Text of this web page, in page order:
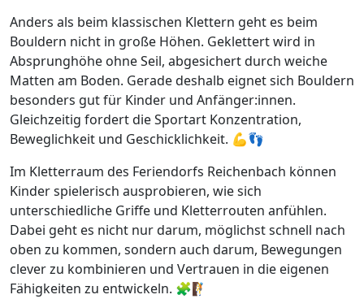
Anders als beim klassischen Klettern geht es beim
Bouldern nicht in große Höhen. Geklettert wird in
Absprunghöhe ohne Seil, abgesichert durch weiche
Matten am Boden. Gerade deshalb eignet sich Bouldern
besonders gut für Kinder und Anfänger:innen.
Gleichzeitig fordert die Sportart Konzentration,
Beweglichkeit und Geschicklichkeit. 💪👣
Im Kletterraum des Feriendorfs Reichenbach können
Kinder spielerisch ausprobieren, wie sich
unterschiedliche Griffe und Kletterrouten anfühlen.
Dabei geht es nicht nur darum, möglichst schnell nach
oben zu kommen, sondern auch darum, Bewegungen
clever zu kombinieren und Vertrauen in die eigenen
Fähigkeiten zu entwickeln. 🧩🧗